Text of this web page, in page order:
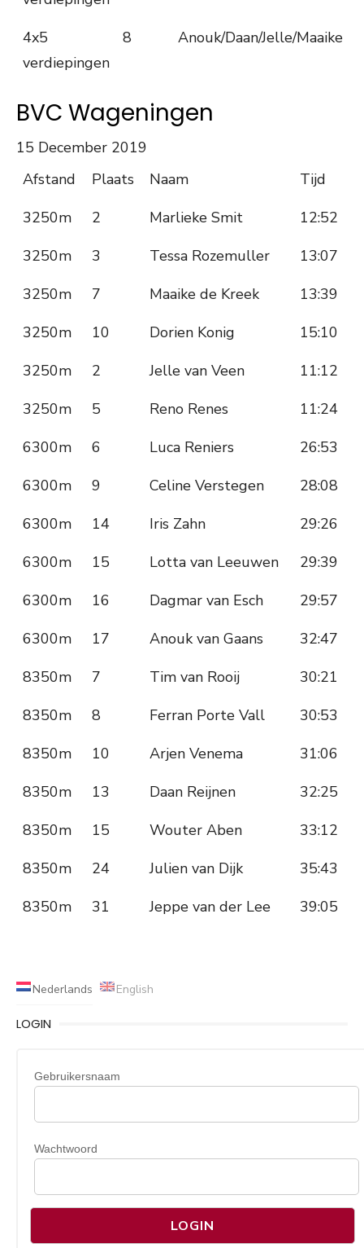
4x5
verdiepingen
8 Anouk/Daan/Jelle/Maaike
BVC Wageningen
15 December 2019
Afstand
Plaats Naam
Tijd
3250m
2 Marlieke Smit
12:52
3250m
3 Tessa Rozemuller
13:07
3250m
7 Maaike de Kreek
13:39
3250m
10 Dorien Konig
15:10
3250m
2 Jelle van Veen
11:12
3250m
5 Reno Renes
11:24
6300m
6 Luca Reniers
26:53
6300m
9 Celine Verstegen
28:08
6300m
14 Iris Zahn
29:26
6300m
15 Lotta van Leeuwen
29:39
6300m
16 Dagmar van Esch
29:57
6300m
17 Anouk van Gaans
32:47
8350m
7 Tim van Rooij
30:21
8350m
8 Ferran Porte Vall
30:53
8350m
10 Arjen Venema
31:06
8350m
13 Daan Reijnen
32:25
8350m
15 Wouter Aben
33:12
8350m
24 Julien van Dijk
35:43
8350m
31 Jeppe van der Lee 39:05
Nederlands English
LOGIN
Gebruikersnaam
Wachtwoord